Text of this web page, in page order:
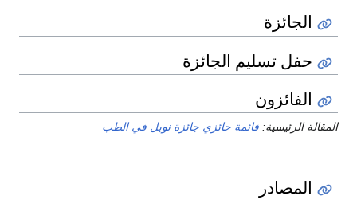
الجائزة
حفل تسليم الجائزة
الفائزون
المقالة الرئيسية: قائمة حائزي جائزة نوبل في الطب
المصادر